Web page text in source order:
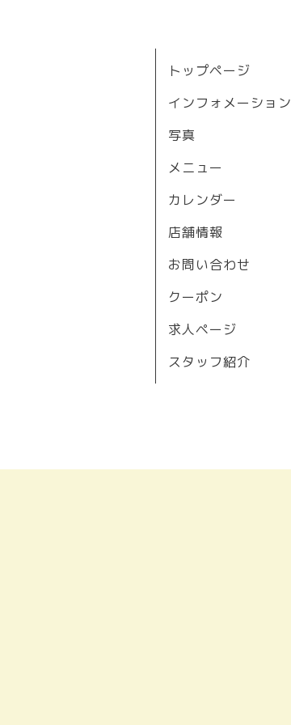
トップページ
インフォメーション
写真
メニュー
カレンダー
店舗情報
お問い合わせ
クーポン
求人ページ
スタッフ紹介